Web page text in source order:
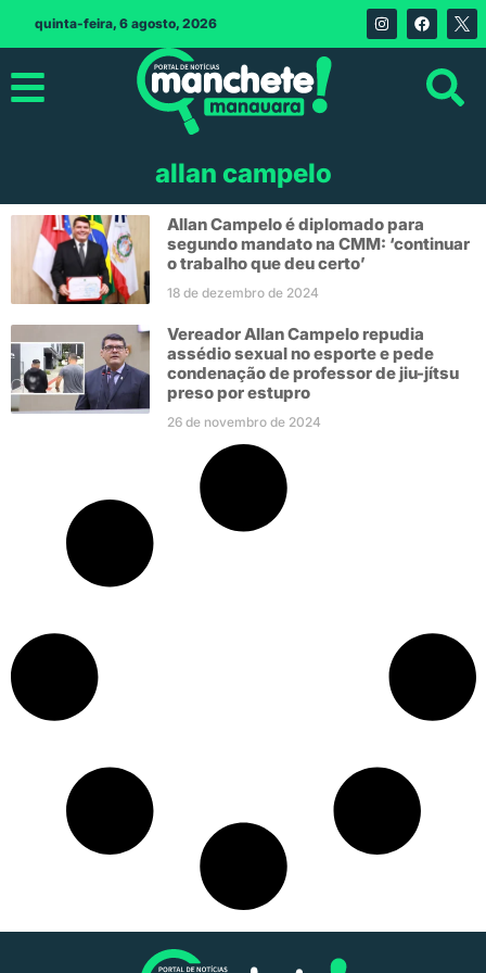
quinta-feira, 6 agosto, 2026
allan campelo
Allan Campelo é diplomado para
segundo mandato na CMM: ‘continuar
o trabalho que deu certo’
18 de dezembro de 2024
Vereador Allan Campelo repudia
assédio sexual no esporte e pede
condenação de professor de jiu-jítsu
preso por estupro
26 de novembro de 2024